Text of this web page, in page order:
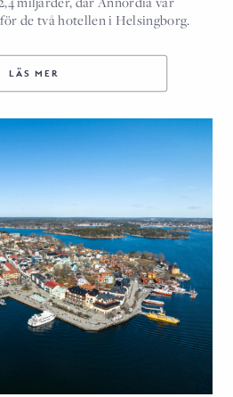
de två hotellen i Helsingborg.
LÄS MER